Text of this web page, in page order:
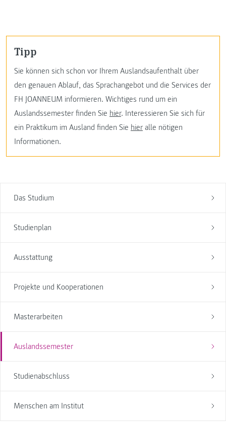
Das Studium
Studienplan
Ausstattung
Projekte und Kooperationen
Masterarbeiten
Auslandssemester
Studienabschluss
Menschen am Institut
Tipp
Sie können sich schon vor Ihrem Auslandsaufenthalt über
den genauen Ablauf, das Sprachangebot und die Services der
FH JOANNEUM informieren. Wichtiges rund um ein
Auslandssemester finden Sie hier. Interessieren Sie sich für
ein Praktikum im Ausland finden Sie hier alle nötigen
Informationen.